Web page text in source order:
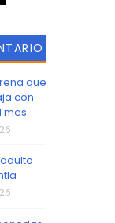
que
con
mes